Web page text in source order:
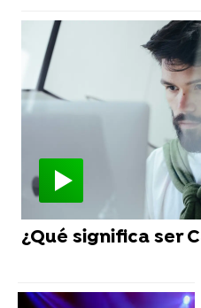
¿Qué significa ser